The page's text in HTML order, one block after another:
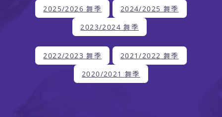
2025/2026 舞季
2024/2025 舞季
2023/2024 舞季
2022/2023 舞季
2021/2022 舞季
2020/2021 舞季